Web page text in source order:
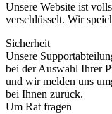
Unsere Website ist
verschlüsselt. Wir
Sicherheit
Unsere
bei der Auswahl Ihrer
und wir melden uns
bei Ihnen zurück.
Um Rat fragen